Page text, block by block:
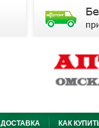
ДОСТАВКА КАК